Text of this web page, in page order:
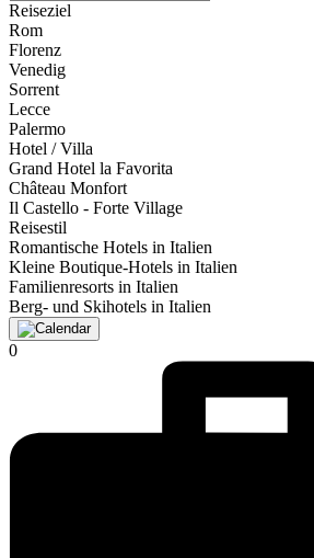
Reiseziel
Rom
Florenz
Venedig
Sorrent
Lecce
Palermo
Hotel / Villa
Grand Hotel la Favorita
Château Monfort
Il Castello - Forte Village
Reisestil
Romantische Hotels in Italien
Kleine Boutique-Hotels in Italien
Familienresorts in Italien
Berg- und Skihotels in Italien
0